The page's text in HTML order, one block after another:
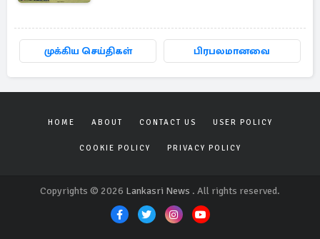
முக்கிய செய்திகள் பிரபலமானவை
HOME ABOUT CONTACT US USER POLICY
COOKIE POLICY PRIVACY POLICY
Copyrights © 2026 Lankasri News . All rights reserved.